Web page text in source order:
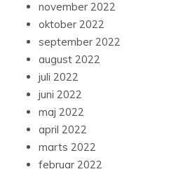
november 2022
oktober 2022
september 2022
august 2022
juli 2022
juni 2022
maj 2022
april 2022
marts 2022
februar 2022